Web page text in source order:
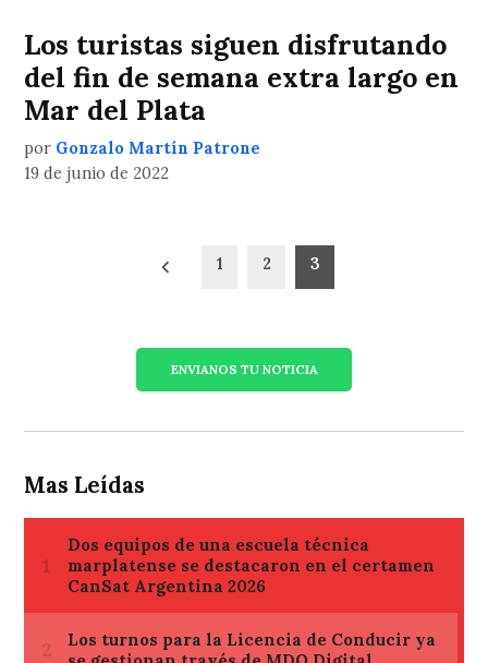
Los turistas siguen disfrutando
del fin de semana extra largo en
Mar del Plata
por Gonzalo Martín Patrone
19 de junio de 2022
Paginación
1 2 3
ENVIANOS TU NOTICIA
Mas Leídas